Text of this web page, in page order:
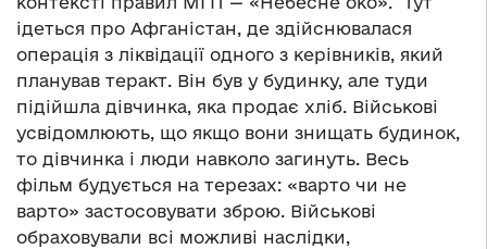
ідеться про Афганістан, де здійснювалася
операція з ліквідації одного з керівників, який
планував теракт. Він був у будинку, але туди
підійшла дівчинка, яка продає хліб. Військові
усвідомлюють, що якщо вони знищать будинок,
то дівчинка і люди навколо загинуть. Весь
фільм будується на терезах: «варто чи не
варто» застосовувати зброю. Військові
обраховували всі можливі наслідки,